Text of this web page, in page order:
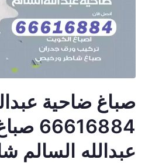
صباغ ضاحية
عبدالله